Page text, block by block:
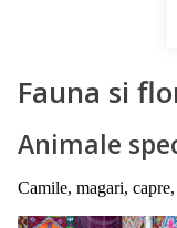
Fauna si
Animale
Camile, magari,